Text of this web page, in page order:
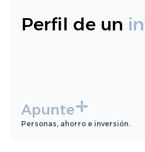
Perfil de un
Apunte
Personas, ahorro e inversión.